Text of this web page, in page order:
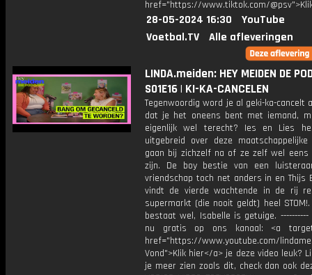
href="https://www.tiktok.com/
28-05-2024 16:30
YouTube
Voetbal.TV
Alle afleveringen
LINDA.meiden: HEY MEIDEN DE
S01E16 | KI-KA-CANCELEN
Tegenwoordig word je al geki-ka-cancelt
dat je het oneens bent met iemand,
eigenlijk wel terecht? Ies en Lies
uitgebreid over deze
gaan bij zichzelf na of ze zelf wel eens
zijn. De boy bestie van een
vriendschap toch net anders in en Thijs
vindt de vierde wachtende in de rij
supermarkt (die nooit geldt) heel
bestaat wel, Isabelle is getuige. ----------
nu gratis op ons kanaal: <a
href="https://www.youtube.com/
Vond">Klik hier</a> je deze video leuk?
je meer zien zoals dit, check dan ook